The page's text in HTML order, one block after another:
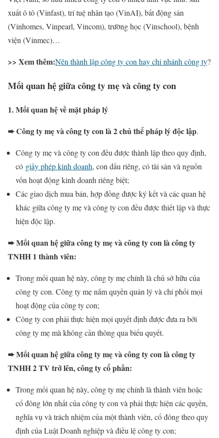
xuất ô tô (Vinfast), trí tuệ nhân tạo (VinAI), bất động sản
(Vinhomes, Vinpearl, Vincom), trường học (Vinschool), bệnh
viện (Vinmec)…
>> Xem thêm:Nên thành lập công ty con hay chi nhánh công ty?
Mối quan hệ giữa công ty mẹ và công ty con
1. Mối quan hệ về mặt pháp lý
➨ Công ty mẹ và công ty con là 2 chủ thể pháp lý độc lập.
Công ty mẹ và công ty con đều được thành lập theo quy định,
có giấy phép kinh doanh, con dấu riêng, có tài sản và nguồn
vốn hoạt động kinh doanh riêng biệt;
Các giao dịch mua bán, hợp đồng được ký kết và các quan hệ
khác giữa công ty mẹ và công ty con đều được thiết lập và thực
hiện độc lập.
➨ Mối quan hệ giữa công ty mẹ và công ty con là công ty
TNHH 1 thành viên:
Trong mối quan hệ này, công ty mẹ chính là chủ sở hữu của
công ty con. Công ty mẹ nắm quyền quản lý và chi phối mọi
hoạt động của công ty con;
Công ty con phải thực hiện mọi quyết định được đưa ra bởi
công ty mẹ mà không cần thông qua biểu quyết.
➨ Mối quan hệ giữa công ty mẹ và công ty con là công ty
TNHH 2 TV trở lên, công ty cổ phần:
Trong mối quan hệ này, công ty mẹ chính là thành viên hoặc
cổ đông lớn nhất của công ty con và phải thực hiện các quyền,
nghĩa vụ và trách nhiệm của một thành viên, cổ đông theo quy
định của Luật Doanh nghiệp và điều lệ công ty con;